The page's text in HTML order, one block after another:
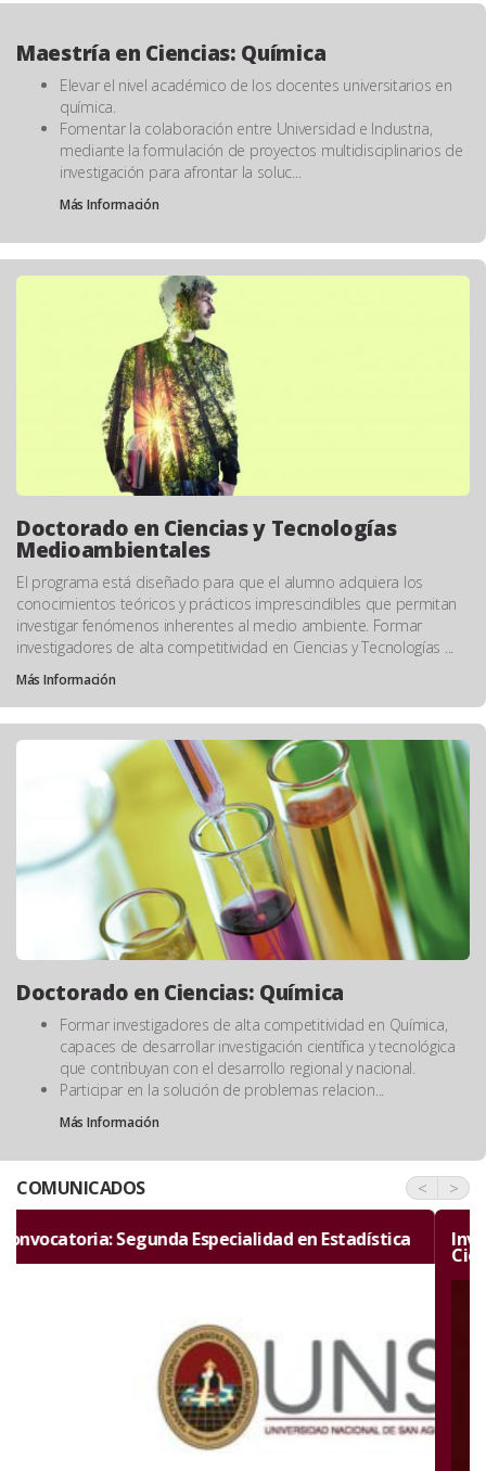
Maestría en Ciencias: Química
Elevar el nivel académico de los docentes universitarios en
química.
Fomentar la colaboración entre Universidad e Industria,
mediante la formulación de proyectos multidisciplinarios de
investigación para afrontar la soluc...
Más Información
Doctorado en Ciencias y Tecnologías
Medioambientales
El programa está diseñado para que el alumno adquiera los
conocimientos teóricos y prácticos imprescindibles que permitan
investigar fenómenos inherentes al medio ambiente. Formar
investigadores de alta competitividad en Ciencias y Tecnologías ...
Más Información
Doctorado en Ciencias: Química
Formar investigadores de alta competitividad en Química,
capaces de desarrollar investigación científica y tecnológica
que contribuyan con el desarrollo regional y nacional.
Participar en la solución de problemas relacion...
Más Información
COMUNICADOS < >
Invitación por el aniversario de la Facultad de
Ciencias Naturales y Formales